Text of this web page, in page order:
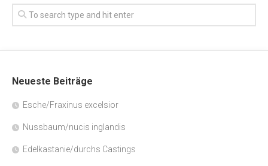
Neueste Beiträge
Esche/Fraxinus excelsior
Nussbaum/nucis inglandis
Edelkastanie/durchs Castings